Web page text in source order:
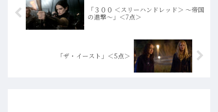
「３００ ＜スリーハンドレッド＞ ～帝国
の進撃～」＜7点＞
「ザ・イースト」＜5点＞